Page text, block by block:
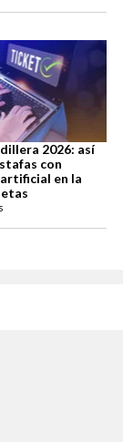
2026: así
con
en la